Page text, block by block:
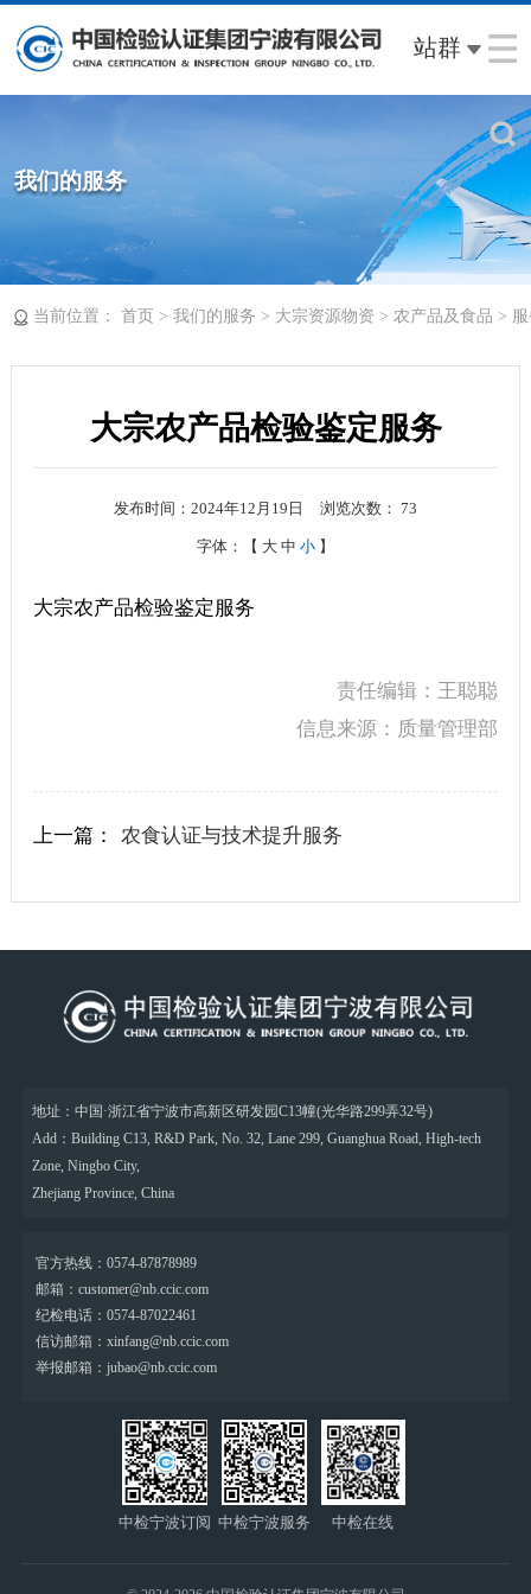
站群
我们的服务
当前位置： 首页> 我们的服务 > 大宗资源物资 > 农产品及食品 >
大宗农产品检验鉴定服务
发布时间：2024年12月19日 浏览次数： 73
字体：【 大 中 小 】
大宗农产品检验鉴定服务
责任编辑：王聪聪
信息来源：质量管理部
上一篇： 农食认证与技术提升服务
地址：中国·浙江省宁波市高新区研发园C13幢(光华路299弄32号)
Add：Building C13, R&D Park, No. 32, Lane 299, Guanghua Road, High-tech
Zone, Ningbo City,
Zhejiang Province, China
官方热线：0574-87878989
邮箱：customer@nb.ccic.com
纪检电话：0574-87022461
信访邮箱：xinfang@nb.ccic.com
举报邮箱：jubao@nb.ccic.com
中检宁波订阅 中检宁波服务
中检在线